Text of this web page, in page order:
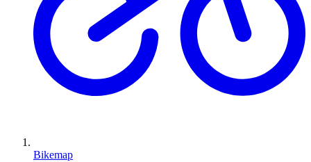
Bikemap